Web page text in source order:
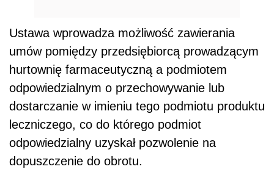
Ustawa wprowadza możliwość zawierania
umów pomiędzy przedsiębiorcą prowadzącym
hurtownię farmaceutyczną a podmiotem
odpowiedzialnym o przechowywanie lub
dostarczanie w imieniu tego podmiotu produktu
leczniczego, co do którego podmiot
odpowiedzialny uzyskał pozwolenie na
dopuszczenie do obrotu.